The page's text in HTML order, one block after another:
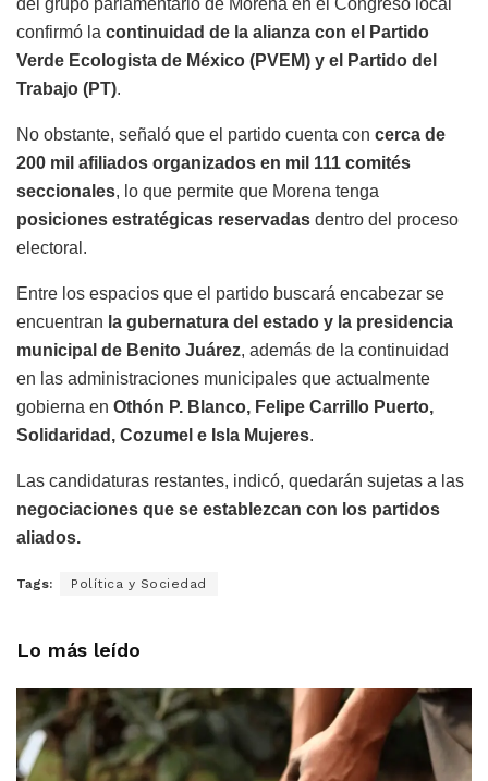
del grupo parlamentario de Morena en el Congreso local
confirmó la continuidad de la alianza con el Partido
Verde Ecologista de México (PVEM) y el Partido del
Trabajo (PT).
No obstante, señaló que el partido cuenta con cerca de
200 mil afiliados organizados en mil 111 comités
seccionales, lo que permite que Morena tenga
posiciones estratégicas reservadas dentro del proceso
electoral.
Entre los espacios que el partido buscará encabezar se
encuentran la gubernatura del estado y la presidencia
municipal de Benito Juárez, además de la continuidad
en las administraciones municipales que actualmente
gobierna en Othón P. Blanco, Felipe Carrillo Puerto,
Solidaridad, Cozumel e Isla Mujeres.
Las candidaturas restantes, indicó, quedarán sujetas a las
negociaciones que se establezcan con los partidos
aliados.
Tags: Política y Sociedad
Lo más leído